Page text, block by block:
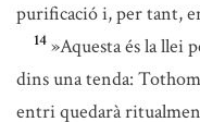
purificació i, per tant,
14 »Aquesta és la llei
dins una tenda:
entri quedarà